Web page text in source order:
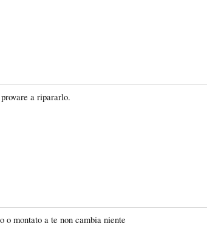
a ripararlo.
o montato a te non cambia niente